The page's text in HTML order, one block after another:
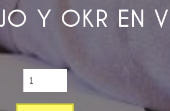
Y OKR EN